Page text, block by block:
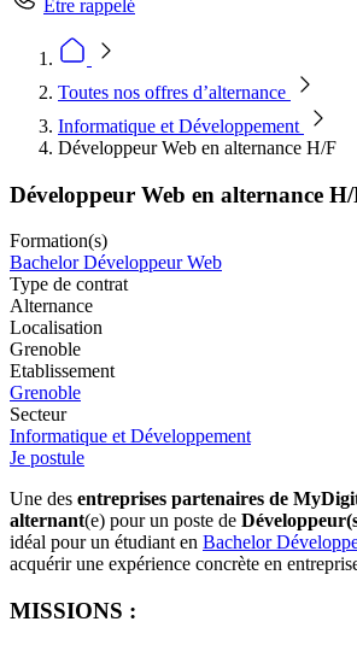
Être rappelé
Toutes nos offres d’alternance
Informatique et Développement
Développeur Web en alternance H/F
Développeur Web en alternance
Formation(s)
Bachelor Développeur Web
Type de contrat
Alternance
Localisation
Grenoble
Etablissement
Grenoble
Secteur
Informatique et Développement
Je postule
Une des entreprises partenaires de
alternant(e) pour un poste de
idéal pour un étudiant en Bachelor
acquérir une expérience concrète en
MISSIONS :